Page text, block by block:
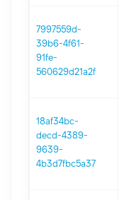
7997559d-
39b6-4f61-
91fe-
560629d21a2f
18af34bc-
decd-4389-
9639-
4b3d7fbc5a37